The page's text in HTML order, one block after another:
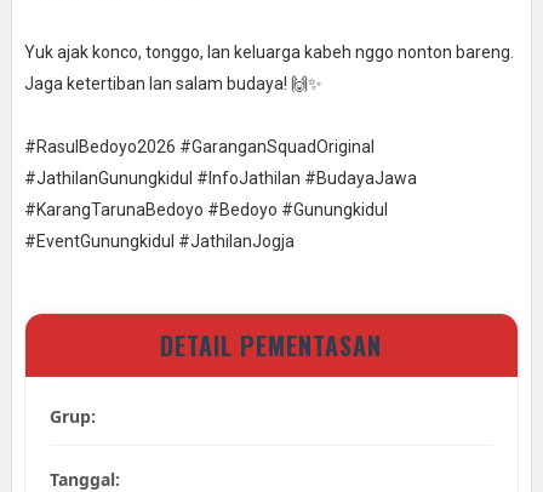
Yuk ajak konco, tonggo, lan keluarga kabeh nggo nonton bareng.
Jaga ketertiban lan salam budaya! 🙌✨
#RasulBedoyo2026 #GaranganSquadOriginal
#JathilanGunungkidul #InfoJathilan #BudayaJawa
#KarangTarunaBedoyo #Bedoyo #Gunungkidul
#EventGunungkidul #JathilanJogja
DETAIL PEMENTASAN
Grup:
Tanggal: